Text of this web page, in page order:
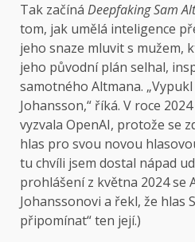
Tak začíná Deepfaking Sam
tom, jak umělá inteligence
jeho snaze mluvit s mužem,
jeho původní plán selhal,
samotného Altmana.
Johansson,“ říká. V roce
vyzvala OpenAI, protože se
hlas pro svou novou
tu chvíli jsem dostal nápad
prohlášení z května 2024 se
Johanssonovi a řekl, že hlas
připomínat“ ten její.)